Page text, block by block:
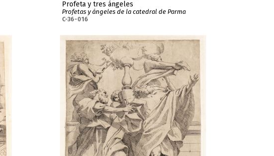
Profeta y tres ángeles
Profetas y ángeles de la catedral de Parma
C-36-016